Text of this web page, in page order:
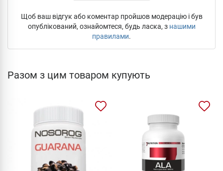
Щоб ваш відгук або коментар пройшов модерацію і був
опублікований, ознайомтеся, будь ласка, з нашими
правилами.
Разом з цим товаром купують